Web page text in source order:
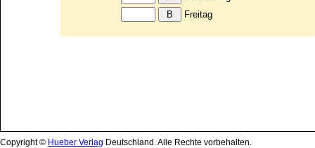
Copyright © Hueber Verlag Deutschland. Alle Rechte vorbehalten.